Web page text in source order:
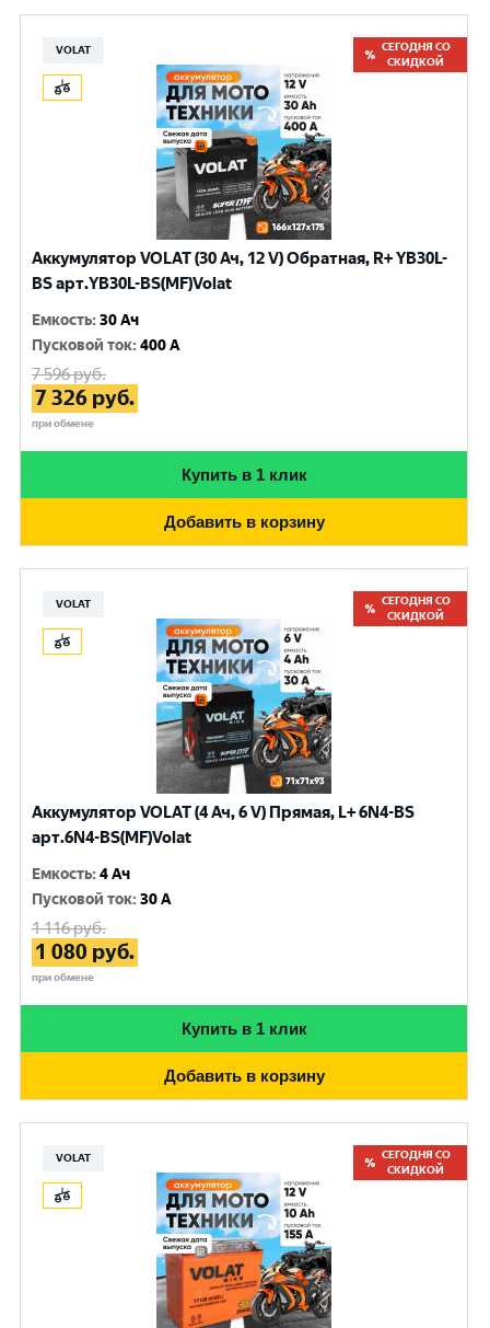
VOLAT
СЕГОДНЯ СО
СКИДКОЙ
Аккумулятор VOLAT (30 Ач, 12 V) Обратная, R+ YB30L-
BS арт.YB30L-BS(MF)Volat
Емкость:30 Ач
Пусковой ток:400 A
7 596руб.
7 326 руб.
при обмене
Купить в 1 клик
Добавить в корзину
VOLAT
СЕГОДНЯ СО
СКИДКОЙ
Аккумулятор VOLAT (4 Ач, 6 V) Прямая, L+ 6N4-BS
арт.6N4-BS(MF)Volat
Емкость:4 Ач
Пусковой ток:30 A
1 116руб.
1 080 руб.
при обмене
Купить в 1 клик
Добавить в корзину
VOLAT
СЕГОДНЯ СО
СКИДКОЙ